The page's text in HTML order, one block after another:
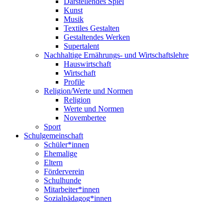
Kunst
Musik
Textiles Gestalten
Gestaltendes Werken
Supertalent
Nachhaltige Ernährungs- und Wirtschaftslehre
Hauswirtschaft
Wirtschaft
Profile
Religion/Werte und Normen
Religion
Werte und Normen
Novembertee
Sport
Schulgemeinschaft
Schüler*innen
Ehemalige
Eltern
Förderverein
Schulhunde
Mitarbeiter*innen
Sozialpädagog*innen